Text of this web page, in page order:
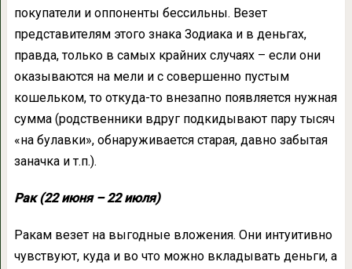
покупатели и оппоненты бессильны. Везет
представителям этого знака Зодиака и в деньгах,
правда, только в самых крайних случаях – если они
оказываются на мели и с совершенно пустым
кошельком, то откуда-то внезапно появляется нужная
сумма (родственники вдруг подкидывают пару тысяч
«на булавки», обнаруживается старая, давно забытая
заначка и т.п.).
Рак (22 июня – 22 июля)
Ракам везет на выгодные вложения. Они интуитивно
чувствуют, куда и во что можно вкладывать деньги, а